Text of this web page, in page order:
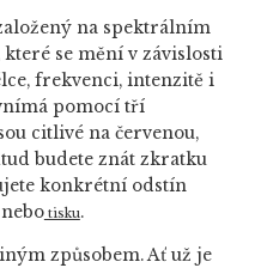
na spektrálním
se mění v závislosti
frekvenci, intenzitě i
pomocí tří
citlivé na červenou,
budete znát zkratku
konkrétní odstín
tisku.
způsobem. Ať už je